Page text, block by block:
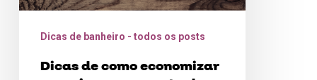
de
Dicas de banheiro - todos os posts
Dicas de como economizar